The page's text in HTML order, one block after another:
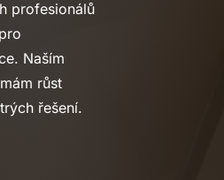
profesionálů
Naším
růst
řešení.